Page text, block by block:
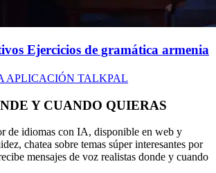
Ejercicios de gramática armenia
APLICACIÓN TALKPAL
Y CUANDO QUIERAS
de idiomas con IA, disponible en web y
chatea sobre temas súper interesantes por
mensajes de voz realistas donde y cuando